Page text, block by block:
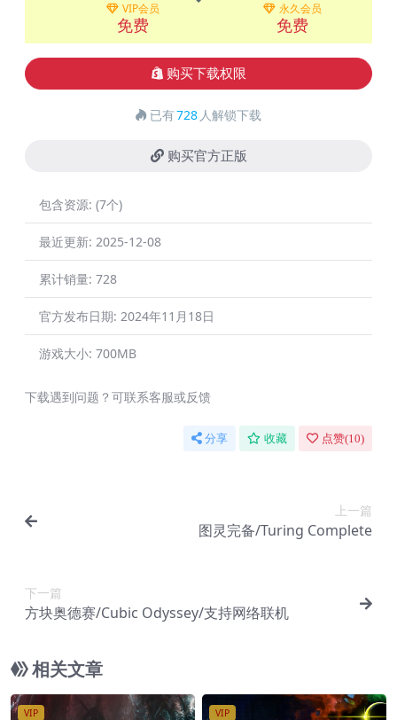
VIP会员
免费
永久会员
免费
购买下载权限
已有728 人解锁下载
购买官方正版
包含资源: (7个)
最近更新: 2025-12-08
累计销量: 728
官方发布日期: 2024年11月18日
游戏大小: 700MB
下载遇到问题？可联系客服或反馈
分享 收藏 点赞(10)
上一篇
图灵完备/Turing Complete
下一篇
方块奥德赛/Cubic Odyssey/支持网络联机
相关文章
VIP VIP